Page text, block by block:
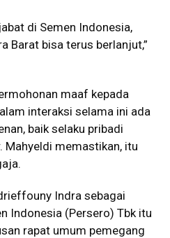
di Semen Indonesia,
Barat bisa terus berlanjut,”
maaf kepada
interaksi selama ini ada
baik selaku pribadi
Mahyeldi memastikan, itu
Indra sebagai
Indonesia (Persero) Tbk itu
rapat umum pemegang